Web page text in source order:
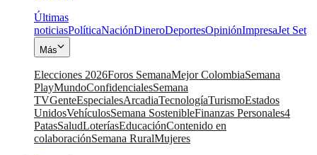
Últimas
noticiasPolíticaNaciónDineroDeportesOpiniónImpresaJet Set
Más
Elecciones 2026Foros SemanaMejor ColombiaSemana
PlayMundoConfidencialesSemana
TVGenteEspecialesArcadiaTecnologíaTurismoEstados
UnidosVehículosSemana SostenibleFinanzas Personales4
PatasSaludLoteríasEducaciónContenido en
colaboraciónSemana RuralMujeres